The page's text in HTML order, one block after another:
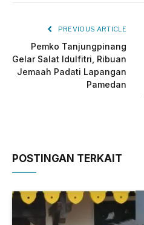
PREVIOUS ARTICLE
Pemko Tanjungpinang
Gelar Salat Idulfitri, Ribuan
Jemaah Padati Lapangan
Pamedan
POSTINGAN TERKAIT